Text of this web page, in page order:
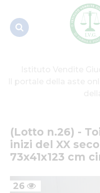
73x41x123...
(Lotto n.26) -
inizi del XX
73x41x123 cm
26